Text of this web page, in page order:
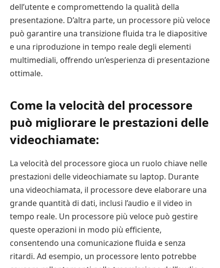
dell’utente e compromettendo la qualità della
presentazione. D’altra parte, un processore più veloce
può garantire una transizione fluida tra le diapositive
e una riproduzione in tempo reale degli elementi
multimediali, offrendo un’esperienza di presentazione
ottimale.
Come la velocità del processore
può migliorare le prestazioni delle
videochiamate:
La velocità del processore gioca un ruolo chiave nelle
prestazioni delle videochiamate su laptop. Durante
una videochiamata, il processore deve elaborare una
grande quantità di dati, inclusi l’audio e il video in
tempo reale. Un processore più veloce può gestire
queste operazioni in modo più efficiente,
consentendo una comunicazione fluida e senza
ritardi. Ad esempio, un processore lento potrebbe